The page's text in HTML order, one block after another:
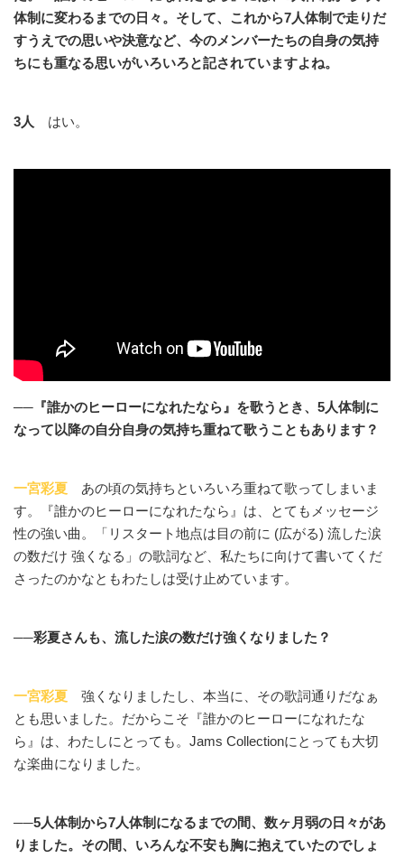
体制に変わるまでの日々。そして、これから7人体制で走りだ
すうえでの思いや決意など、今のメンバーたちの自身の気持
ちにも重なる思いがいろいろと記されていますよね。
3人 はい。
──『誰かのヒーローになれたなら』を歌うとき、5人体制に
なって以降の自分自身の気持ち重ねて歌うこともあります？
一宮彩夏 あの頃の気持ちといろいろ重ねて歌ってしまいま
す。『誰かのヒーローになれたなら』は、とてもメッセージ
性の強い曲。「リスタート地点は目の前に (広がる) 流した涙
の数だけ 強くなる」の歌詞など、私たちに向けて書いてくだ
さったのかなともわたしは受け止めています。
──彩夏さんも、流した涙の数だけ強くなりました？
一宮彩夏 強くなりましたし、本当に、その歌詞通りだなぁ
とも思いました。だからこそ『誰かのヒーローになれたな
ら』は、わたしにとっても。Jams Collectionにとっても大切
な楽曲になりました。
──5人体制から7人体制になるまでの間、数ヶ月弱の日々があ
りました。その間、いろんな不安も胸に抱えていたのでしょ